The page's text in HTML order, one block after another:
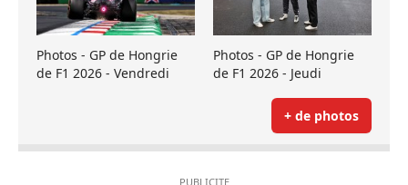
Photos - GP de Hongrie
de F1 2026 - Vendredi
Photos - GP de Hongrie
de F1 2026 - Jeudi
+ de photos